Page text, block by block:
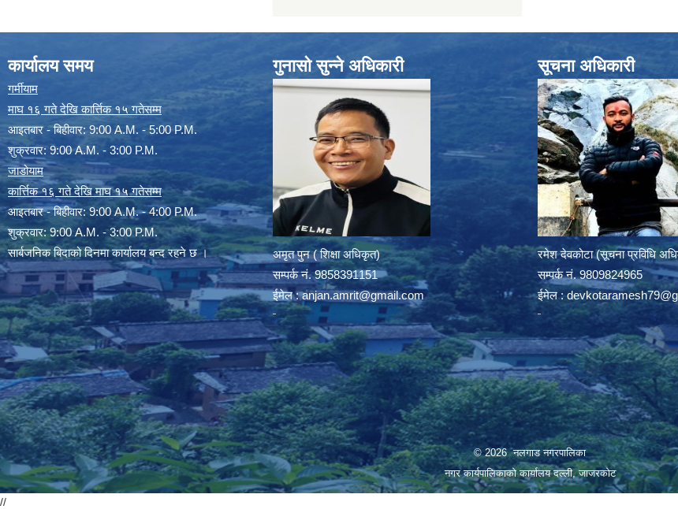
कार्यालय समय
गर्मीयाम
माघ १६ गते देखि कार्त्तिक १५ गतेसम्म
आइतबार - बिहीवार: 9:00 A.M. - 5:00 P.M.
शुक्रवार: 9:00 A.M. - 3:00 P.M.
जाडोयाम
कार्त्तिक १६ गते देखि माघ १५ गतेसम्म
आइतबार - बिहीवार: 9:00 A.M. - 4:00 P.M.
शुक्रवार: 9:00 A.M. - 3:00 P.M.
सार्बजनिक बिदाको दिनमा कार्यालय बन्द रहने छ ।
गुनासो सुन्ने अधिकारी
अमृत पुन ( शिक्षा अधिकृत)
सम्पर्क न‌ं. 9858391151
ईमेल :anjan.amrit@gmail.com
सूचना अधिकारी
रमेश देवकोटा (सूचना प्रविधि
सम्पर्क न‌ं. 9809824965
ईमेल :
© 2026 नलगाड नगरपालिका
नगर कार्यपालिकाको कार्यालय दल्ली, जाजरकाेट
//